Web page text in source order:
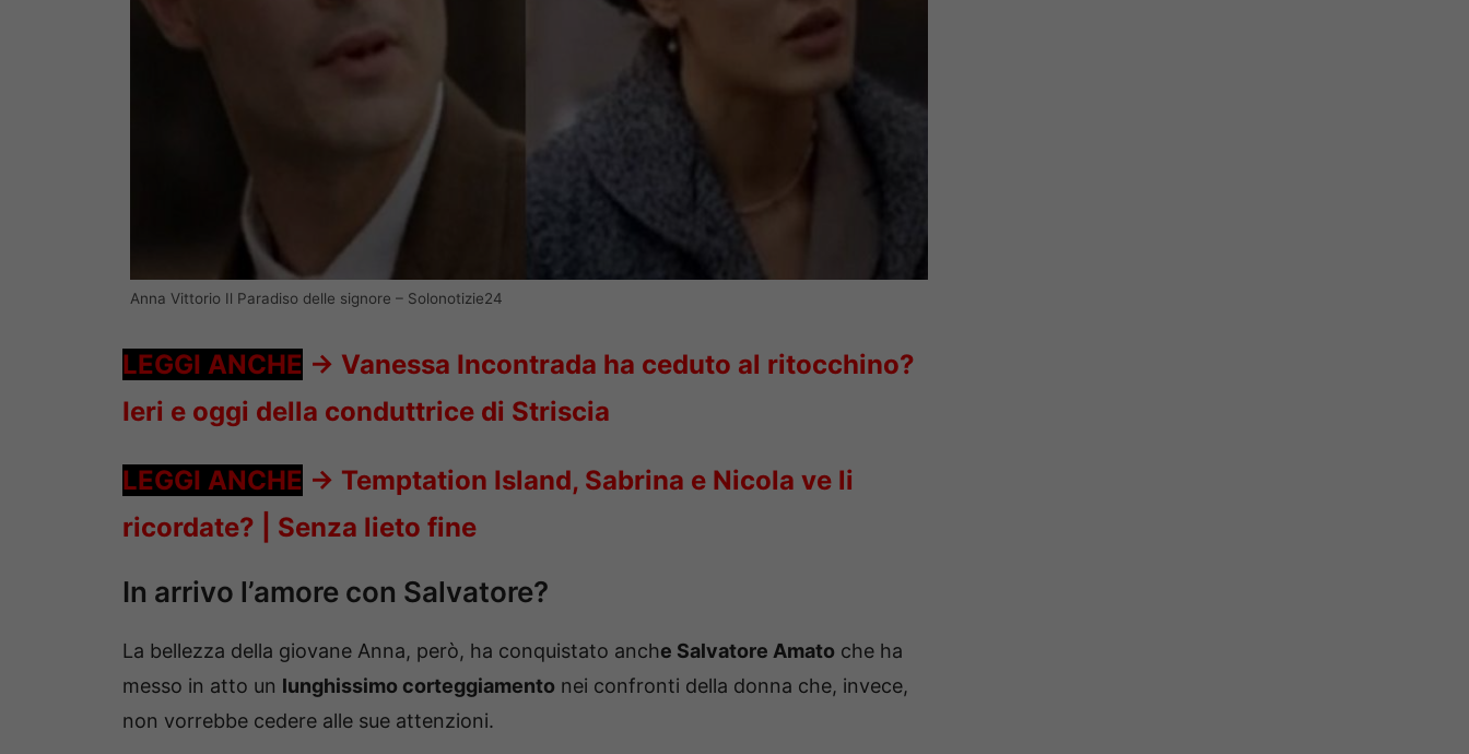
Anna Vittorio Il Paradiso delle signore – Solonotizie24
LEGGI ANCHE -> Vanessa Incontrada ha ceduto al ritocchino?
Ieri e oggi della conduttrice di Striscia
LEGGI ANCHE -> Temptation Island, Sabrina e Nicola ve li
ricordate? | Senza lieto fine
In arrivo l’amore con Salvatore?
La bellezza della giovane Anna, però, ha conquistato anche Salvatore Amato che ha
messo in atto un lunghissimo corteggiamento nei confronti della donna che, invece,
non vorrebbe cedere alle sue attenzioni.